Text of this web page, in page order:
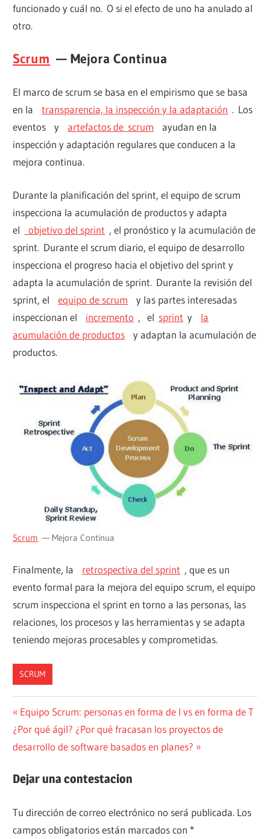
funcionado y cuál no. O si el efecto de uno ha anulado al
otro.
Scrum — Mejora Continua
El marco de scrum se basa en el empirismo que se basa
en latransparencia, la inspección y la adaptación . Los
eventos yartefactos de scrum ayudan en la
inspección y adaptación regulares que conducen a la
mejora continua.
Durante la planificación del sprint, el equipo de scrum
inspecciona la acumulación de productos y adapta
el
objetivo del sprint , el pronóstico y la acumulación de
sprint. Durante el scrum diario, el equipo de desarrollo
inspecciona el progreso hacia el objetivo del sprint y
adapta la acumulación de sprint. Durante la revisión del
sprint, elequipo de scrum y las partes interesadas
inspeccionan el incremento , el sprint y la
acumulación de productos y adaptan la acumulación de
productos.
Scrum — Mejora Continua
Finalmente, la retrospectiva del sprint , que es un
evento formal para la mejora del equipo scrum, el equipo
scrum inspecciona el sprint en torno a las personas, las
relaciones, los procesos y las herramientas y se adapta
teniendo mejoras procesables y comprometidas.
SCRUM
Navegación
de
Entrada
anterior:
Equipo Scrum: personas en forma de I vs en forma de T
Siguiente
entrada:
¿Por qué ágil? ¿Por qué fracasan los proyectos de
desarrollo de software basados ​​en planes?
Dejar una contestacion
Tu dirección de correo electrónico no será publicada. Los
campos obligatorios están marcados con *